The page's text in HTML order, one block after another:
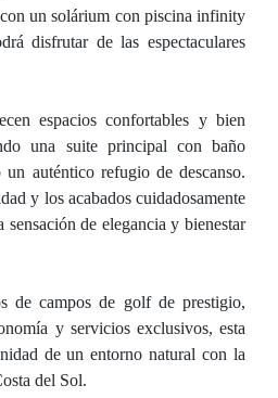
un solárium con piscina infinity
disfrutar de las espectaculares
espacios confortables y bien
una suite principal con baño
auténtico refugio de descanso.
y los acabados cuidadosamente
sensación de elegancia y bienestar
de campos de golf de prestigio,
y servicios exclusivos, esta
de un entorno natural con la
del Sol.